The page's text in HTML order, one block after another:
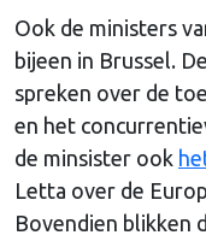
Ook de ministers
bijeen in Brussel.
spreken over de
en het
de minsister ook
Letta over de
Bovendien blikken